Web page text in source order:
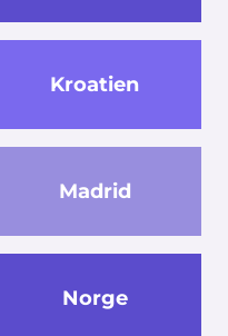
Kroatien
Madrid
Norge